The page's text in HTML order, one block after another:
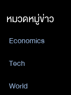
หมวดหมู่ข่าว
Economics
Tech
World